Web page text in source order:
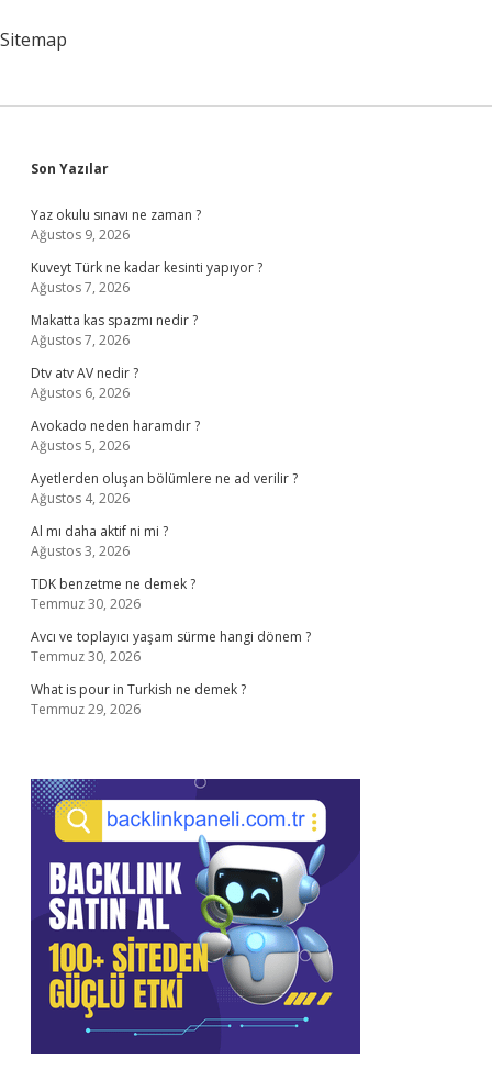
Sitemap
Sidebar
Son Yazılar
Yaz okulu sınavı ne zaman ?
Ağustos 9, 2026
Kuveyt Türk ne kadar kesinti yapıyor ?
Ağustos 7, 2026
Makatta kas spazmı nedir ?
Ağustos 7, 2026
Dtv atv AV nedir ?
Ağustos 6, 2026
Avokado neden haramdır ?
Ağustos 5, 2026
Ayetlerden oluşan bölümlere ne ad verilir ?
Ağustos 4, 2026
Al mı daha aktif ni mi ?
Ağustos 3, 2026
TDK benzetme ne demek ?
Temmuz 30, 2026
Avcı ve toplayıcı yaşam sürme hangi dönem ?
Temmuz 30, 2026
What is pour in Turkish ne demek ?
Temmuz 29, 2026